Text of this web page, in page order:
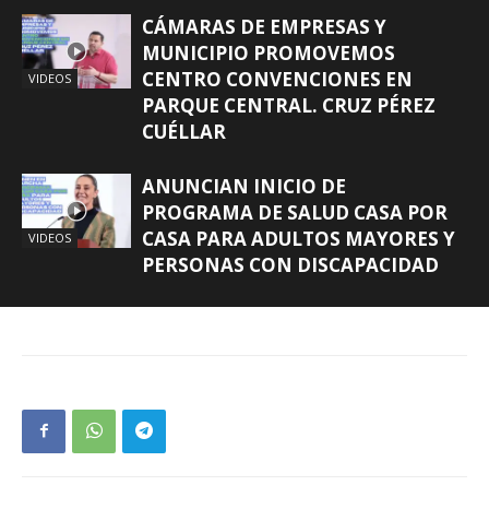
VIDEOS
CÁMARAS DE EMPRESAS Y
MUNICIPIO PROMOVEMOS
CENTRO CONVENCIONES EN
PARQUE CENTRAL. CRUZ PÉREZ
CUÉLLAR
VIDEOS
ANUNCIAN INICIO DE
PROGRAMA DE SALUD CASA POR
CASA PARA ADULTOS MAYORES Y
PERSONAS CON DISCAPACIDAD